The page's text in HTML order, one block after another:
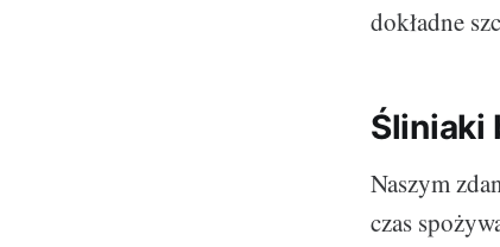
dokładne
Śliniaki
Naszym
czas